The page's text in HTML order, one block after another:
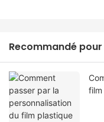
Recommandé